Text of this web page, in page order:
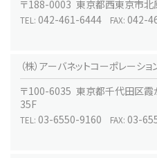
〒188-0003 東京都西東京市
TEL: 042-461-6444 FAX: 042-
（株）アーバネットコーポレーショ
〒100-6035 東京都千代田区霞
35F
TEL: 03-6550-9160 FAX: 03-